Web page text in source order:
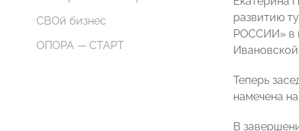
СВОй бизнес
ОПОРА — СТАРТ
развитию
РОССИИ» в
Теперь
намечена
В